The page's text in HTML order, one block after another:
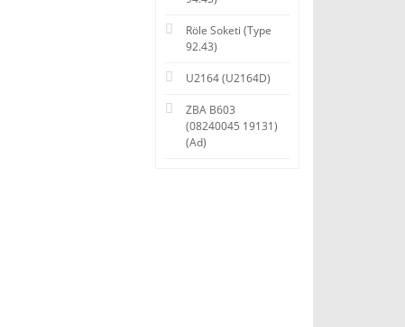
Röle Soketi (Type
92.43)
U2164 (U2164D)
ZBA B603
(08240045 19131)
(Ad)